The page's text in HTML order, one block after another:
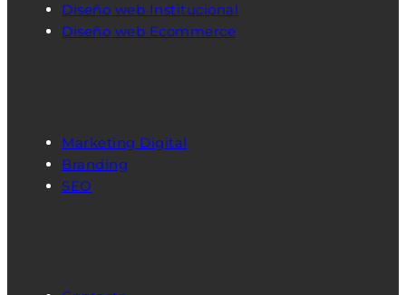
Diseño web Institucional
Diseño web Ecommerce
Marketing Digital
Branding
SEO